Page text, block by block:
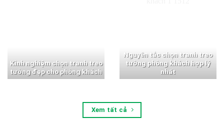
Kinh nghiệm chọn tranh treo
tường đẹp cho phòng khách
Nguyên tắc chọn tranh treo
tường phòng khách hợp lý
nhất
Xem tất cả